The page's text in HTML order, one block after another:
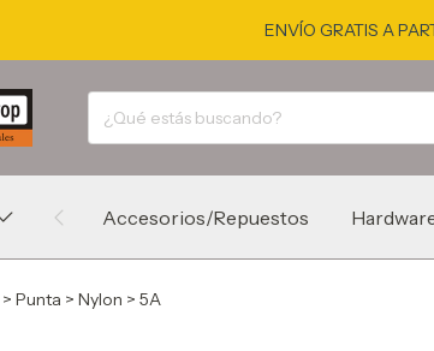
ENVÍO GRATIS A
Accesorios/Repuestos
> Punta > Nylon > 5A